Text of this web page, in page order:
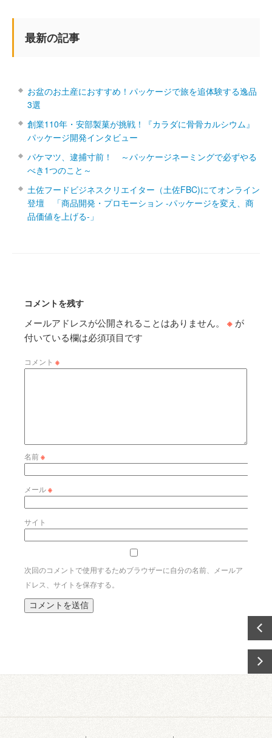
最新の記事
お盆のお土産におすすめ！パッケージで旅を追体験する逸品
3選
創業110年・安部製菓が挑戦！『カラダに骨骨カルシウム』
パッケージ開発インタビュー
パケマツ、逮捕寸前！ ～パッケージネーミングで必ずやる
べき1つのこと～
土佐フードビジネスクリエイター（土佐FBC)にてオンライン
登壇 「商品開発・プロモーション ‐パッケージを変え、商
品価値を上げる‐」
コメントを残す
メールアドレスが公開されることはありません。 ※ が
付いている欄は必須項目です
コメント ※
名前※
メール※
サイト
次回のコメントで使用するためブラウザーに自分の名前、メールア
ドレス、サイトを保存する。